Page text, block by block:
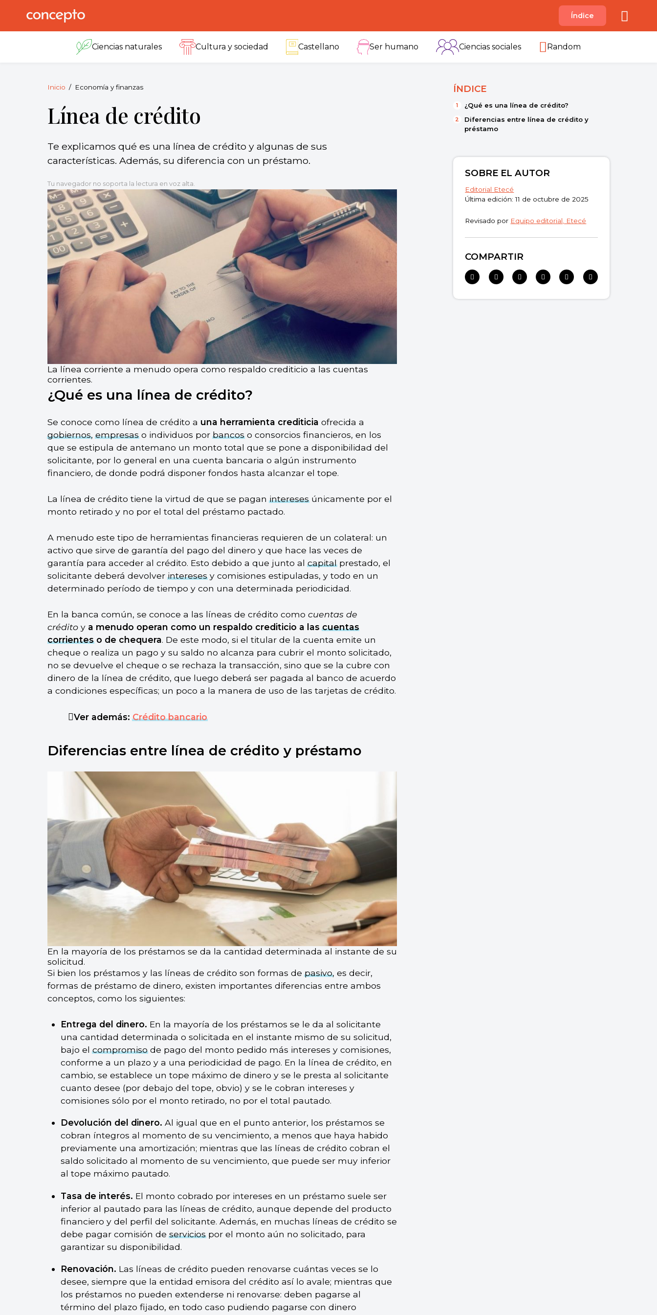
reservados.
B C
Índice
Ciencias naturales Cultura y sociedad Castellano Ser humano Ciencias sociales Random
Inicio Economía y finanzas
Línea de crédito
Te explicamos qué es una línea de crédito y algunas de sus
características. Además, su diferencia con un préstamo.
Tu navegador no soporta la lectura en voz alta.
La línea corriente a menudo opera como respaldo crediticio a las cuentas
corrientes.
¿Qué es una línea de crédito?
Se conoce como línea de crédito a una herramienta crediticia ofrecida a
gobiernos,empresaso individuos porbancoso consorcios financieros, en los
que se estipula de antemano un monto total que se pone a disponibilidad del
solicitante, por lo general en una cuenta bancaria o algún instrumento
financiero, de donde podrá disponer fondos hasta alcanzar el tope.
La línea de crédito tiene la virtud de que se paganinteresesúnicamente por el
monto retirado y no por el total del préstamo pactado.
A menudo este tipo de herramientas financieras requieren de un colateral: un
activo que sirve de garantía del pago del dinero y que hace las veces de
garantía para acceder al crédito. Esto debido a que junto alcapitalprestado, el
solicitante deberá devolverinteresesy comisiones estipuladas, y todo en un
determinado período de tiempo y con una determinada periodicidad.
En la banca común, se conoce a las líneas de crédito como cuentas de
créditoy a menudo operan como un respaldo crediticio a lascuentas
corrienteso de chequera. De este modo, si el titular de la cuenta emite un
cheque o realiza un pago y su saldo no alcanza para cubrir el monto solicitado,
no se devuelve el cheque o se rechaza la transacción, sino que se la cubre con
dinero de la línea de crédito, que luego deberá ser pagada al banco de acuerdo
a condiciones específicas; un poco a la manera de uso de las tarjetas de crédito.
Ver además:Crédito bancario
Diferencias entre línea de crédito y préstamo
En la mayoría de los préstamos se da la cantidad determinada al instante de su
solicitud.
Si bien los préstamos y las líneas de crédito son formas depasivo, es decir,
formas de préstamo de dinero, existen importantes diferencias entre ambos
conceptos, como los siguientes:
Entrega del dinero. En la mayoría de los préstamos se le da al solicitante
una cantidad determinada o solicitada en el instante mismo de su solicitud,
bajo elcompromisode pago del monto pedido más intereses y comisiones,
conforme a un plazo y a una periodicidad de pago. En la línea de crédito, en
cambio, se establece un tope máximo de dinero y se le presta al solicitante
cuanto desee (por debajo del tope, obvio) y se le cobran intereses y
comisiones sólo por el monto retirado, no por el total pautado.
Devolución del dinero. Al igual que en el punto anterior, los préstamos se
cobran íntegros al momento de su vencimiento, a menos que haya habido
previamente una amortización; mientras que las líneas de crédito cobran el
saldo solicitado al momento de su vencimiento, que puede ser muy inferior
al tope máximo pautado.
Tasa de interés. El monto cobrado por intereses en un préstamo suele ser
inferior al pautado para las líneas de crédito, aunque depende del producto
financiero y del perfil del solicitante. Además, en muchas líneas de crédito se
debe pagar comisión deserviciospor el monto aún no solicitado, para
garantizar su disponibilidad.
Renovación. Las líneas de crédito pueden renovarse cuántas veces se lo
desee, siempre que la entidad emisora del crédito así lo avale; mientras que
los préstamos no pueden extenderse ni renovarse: deben pagarse al
término del plazo fijado, en todo caso pudiendo pagarse con dinero
ÍNDICE
¿Qué es una línea de crédito?
Diferencias entre línea de crédito y
préstamo
SOBRE EL AUTOR
Editorial Etecé
Última edición: 11 de octubre de 2025
Revisado por Equipo editorial, Etecé
COMPARTIR